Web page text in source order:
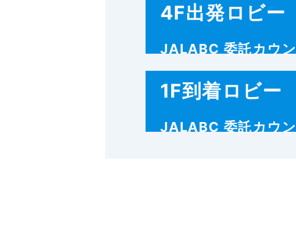
4F出発ロビー
JALABC 委託カウ
1F到着ロビー
JALABC 委託カウ